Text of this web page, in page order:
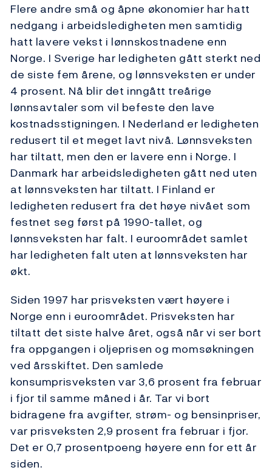
Flere andre små og åpne økonomier har hatt
nedgang i arbeidsledigheten men samtidig
hatt lavere vekst i lønnskostnadene enn
Norge. I Sverige har ledigheten gått sterkt ned
de siste fem årene, og lønnsveksten er under
4 prosent. Nå blir det inngått treårige
lønnsavtaler som vil befeste den lave
kostnadsstigningen. I Nederland er ledigheten
redusert til et meget lavt nivå. Lønnsveksten
har tiltatt, men den er lavere enn i Norge. I
Danmark har arbeidsledigheten gått ned uten
at lønnsveksten har tiltatt. I Finland er
ledigheten redusert fra det høye nivået som
festnet seg først på 1990-tallet, og
lønnsveksten har falt. I euroområdet samlet
har ledigheten falt uten at lønnsveksten har
økt.
Siden 1997 har prisveksten vært høyere i
Norge enn i euroområdet. Prisveksten har
tiltatt det siste halve året, også når vi ser bort
fra oppgangen i oljeprisen og momsøkningen
ved årsskiftet. Den samlede
konsumprisveksten var 3,6 prosent fra februar
i fjor til samme måned i år. Tar vi bort
bidragene fra avgifter, strøm- og bensinpriser,
var prisveksten 2,9 prosent fra februar i fjor.
Det er 0,7 prosentpoeng høyere enn for ett år
siden.